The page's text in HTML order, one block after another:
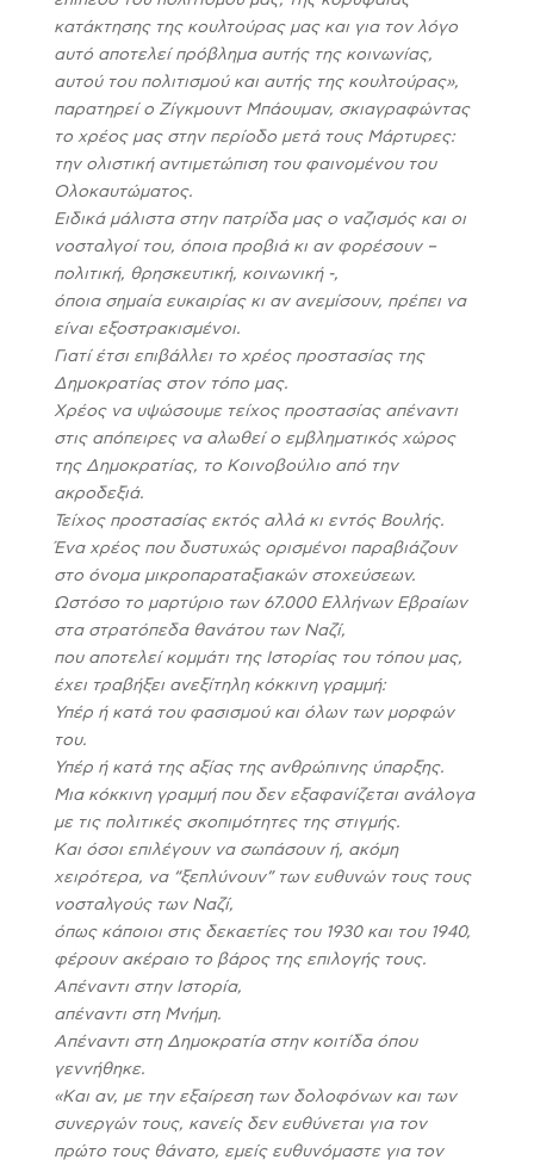
κατάκτησης της κουλτούρας μας και για τον λόγο
αυτό αποτελεί πρόβλημα αυτής της κοινωνίας,
αυτού του πολιτισμού και αυτής της κουλτούρας»,
παρατηρεί ο Ζίγκμουντ Μπάουμαν, σκιαγραφώντας
το χρέος μας στην περίοδο μετά τους Μάρτυρες:
την ολιστική αντιμετώπιση του φαινομένου του
Ολοκαυτώματος.
Ειδικά μάλιστα στην πατρίδα μας ο ναζισμός και οι
νοσταλγοί του, όποια προβιά κι αν φορέσουν –
πολιτική, θρησκευτική, κοινωνική -,
όποια σημαία ευκαιρίας κι αν ανεμίσουν, πρέπει να
είναι εξοστρακισμένοι.
Γιατί έτσι επιβάλλει το χρέος προστασίας της
Δημοκρατίας στον τόπο μας.
Χρέος να υψώσουμε τείχος προστασίας απέναντι
στις απόπειρες να αλωθεί ο εμβληματικός χώρος
της Δημοκρατίας, το Κοινοβούλιο από την
ακροδεξιά.
Τείχος προστασίας εκτός αλλά κι εντός Βουλής.
Ένα χρέος που δυστυχώς ορισμένοι παραβιάζουν
στο όνομα μικροπαραταξιακών στοχεύσεων.
Ωστόσο το μαρτύριο των 67.000 Ελλήνων Εβραίων
στα στρατόπεδα θανάτου των Ναζί,
που αποτελεί κομμάτι της Ιστορίας του τόπου μας,
έχει τραβήξει ανεξίτηλη κόκκινη γραμμή:
Υπέρ ή κατά του φασισμού και όλων των μορφών
του.
Υπέρ ή κατά της αξίας της ανθρώπινης ύπαρξης.
Μια κόκκινη γραμμή που δεν εξαφανίζεται ανάλογα
με τις πολιτικές σκοπιμότητες της στιγμής.
Και όσοι επιλέγουν να σωπάσουν ή, ακόμη
χειρότερα, να “ξεπλύνουν” των ευθυνών τους τους
νοσταλγούς των Ναζί,
όπως κάποιοι στις δεκαετίες του 1930 και του 1940,
φέρουν ακέραιο το βάρος της επιλογής τους.
Απέναντι στην Ιστορία,
απέναντι στη Μνήμη.
Απέναντι στη Δημοκρατία στην κοιτίδα όπου
γεννήθηκε.
«Και αν, με την εξαίρεση των δολοφόνων και των
συνεργών τους, κανείς δεν ευθύνεται για τον
πρώτο τους θάνατο, εμείς ευθυνόμαστε για τον